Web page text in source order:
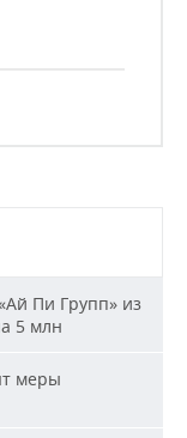
Пи Групп» из
5 млн
меры